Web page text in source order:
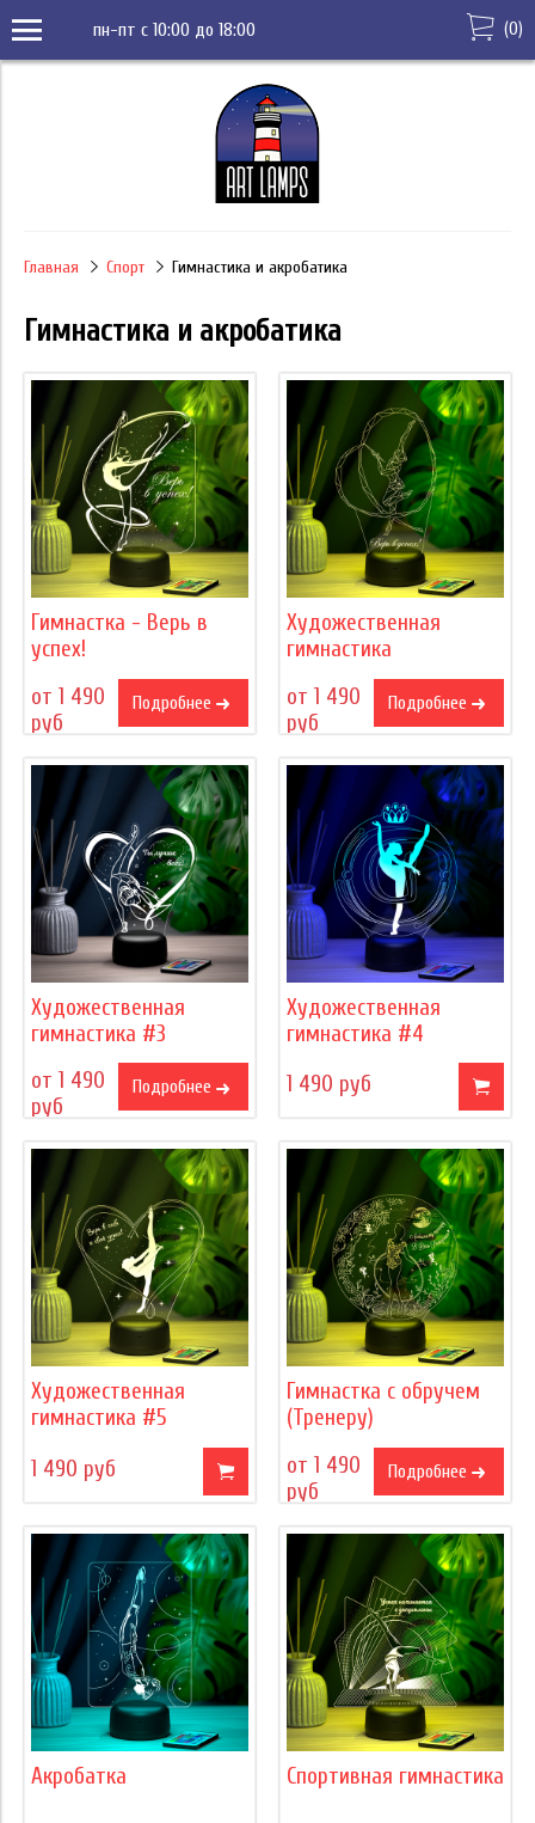
пн-пт с 10:00 до 18:00 (0)
Главная Спорт Гимнастика и акробатика
Гимнастика и акробатика
Гимнастка - Верь в
успех!
от 1 490
руб
Подробнее
Художественная
гимнастика
от 1 490
руб
Подробнее
Художественная
гимнастика #3
от 1 490
руб
Подробнее
Художественная
гимнастика #4
1 490 руб
Художественная
гимнастика #5
1 490 руб
Гимнастка с обручем
(Тренеру)
от 1 490
руб
Подробнее
Акробатка Спортивная гимнастика